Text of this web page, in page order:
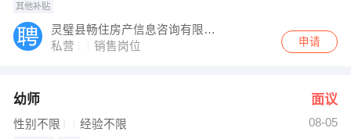
其他补贴
灵璧县畅住房产信息咨询有限公司
私营
销售岗位 申请
幼师 面议
性别不限 经验不限 08-05